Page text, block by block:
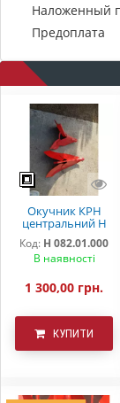
Наложенный
Предоплата
Окучник КРН
центральний Н
082.01.000
"DEMETRA"
Код: Н 082.01.000
В наявності
1 300,00 грн.
КУПИТИ